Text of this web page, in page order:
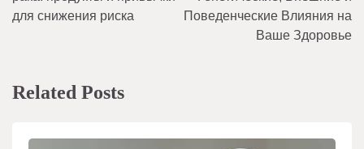
записям
для снижения риска
Поведенческие Влияния на
Ваше Здоровье
Related Posts